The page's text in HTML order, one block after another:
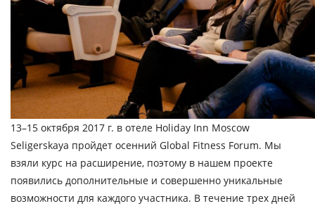
13–15 октября 2017 г. в отеле Holiday Inn Moscow
Seligerskaya пройдет осенний Global Fitness Forum. Мы
взяли курс на расширение, поэтому в нашем проекте
появились дополнительные и совершенно уникальные
возможности для каждого участника. В течение трех дней